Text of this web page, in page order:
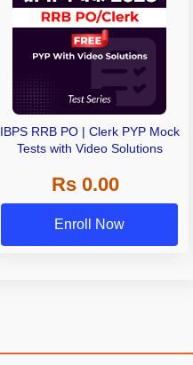
IBPS RRB PO | Clerk PYP Mock
Tests with Video Solutions
Rs 0.00
Enroll Now